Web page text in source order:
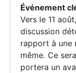
Événement
Vers le 11
discussion
rapport à une
même. Ce
portera un